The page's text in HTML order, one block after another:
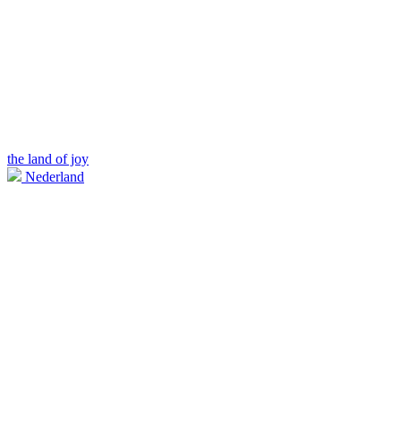
the land of joy
Nederland